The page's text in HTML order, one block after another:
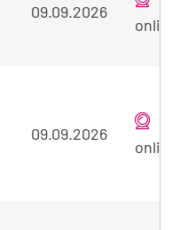
09.09.2026
online
09.09.2026
online